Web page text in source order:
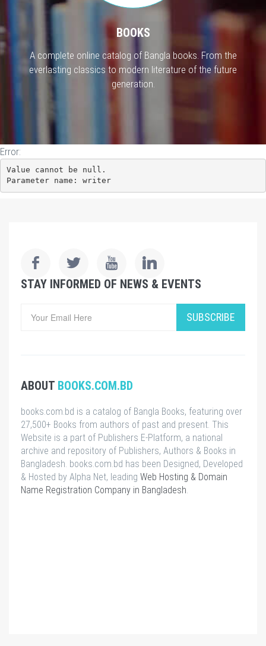
BOOKS
A complete online catalog of Bangla books. From the
everlasting classics to modern literature of the future
generation.
Error:
Value cannot be null.
Parameter name: writer
STAY INFORMED OF NEWS & EVENTS
SUBSCRIBE
ABOUT BOOKS.COM.BD
books.com.bd is a catalog of Bangla Books, featuring over
27,500+ Books from authors of past and present. This
Website is a part of Publishers E-Platform, a national
archive and repository of Publishers, Authors & Books in
Bangladesh. books.com.bd has been Designed, Developed
& Hosted by Alpha Net, leading Web Hosting & Domain
Name Registration Company in Bangladesh